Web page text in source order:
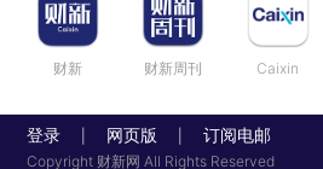
财新 财新周刊 Caixin
登录 网页版 订阅电邮
Copyright 财新网 All Rights Reserved